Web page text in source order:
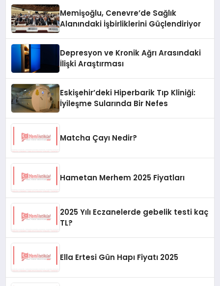
Memişoğlu, Cenevre’de Sağlık
Alanındaki İşbirliklerini Güçlendiriyor
Depresyon ve Kronik Ağrı Arasındaki
İlişki Araştırması
Eskişehir’deki Hiperbarik Tıp Kliniği:
İyileşme Sularında Bir Nefes
Matcha Çayı Nedir?
Hametan Merhem 2025 Fiyatları
2025 Yılı Eczanelerde gebelik testi kaç
TL?
Ella Ertesi Gün Hapı Fiyatı 2025